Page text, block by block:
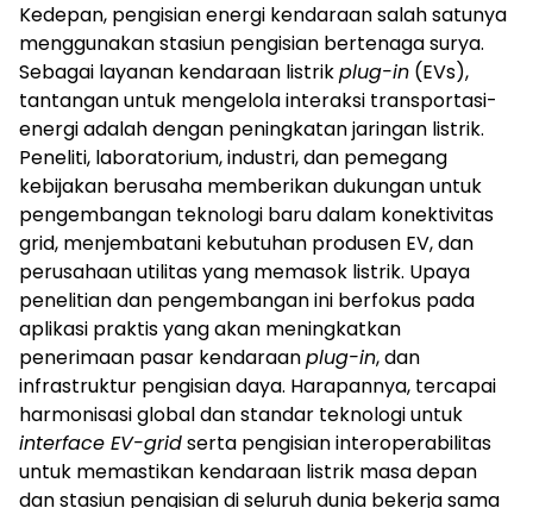
Kedepan, pengisian energi kendaraan salah satunya
menggunakan stasiun pengisian bertenaga surya.
Sebagai layanan kendaraan listrikplug-in (EVs),
tantangan untuk mengelola interaksi transportasi-
energi adalah dengan peningkatan jaringan listrik.
Peneliti, laboratorium, industri, dan pemegang
kebijakan berusaha memberikan dukungan untuk
pengembangan teknologi baru dalam konektivitas
grid, menjembatani kebutuhan produsen EV, dan
perusahaan utilitas yang memasok listrik. Upaya
penelitian dan pengembangan ini berfokus pada
aplikasi praktis yang akan meningkatkan
penerimaan pasar kendaraanplug-in, dan
infrastruktur pengisian daya. Harapannya, tercapai
harmonisasi global dan standar teknologi untuk
interface EV-gridserta pengisian interoperabilitas
untuk memastikan kendaraan listrik masa depan
dan stasiun pengisian di seluruh dunia bekerja sama